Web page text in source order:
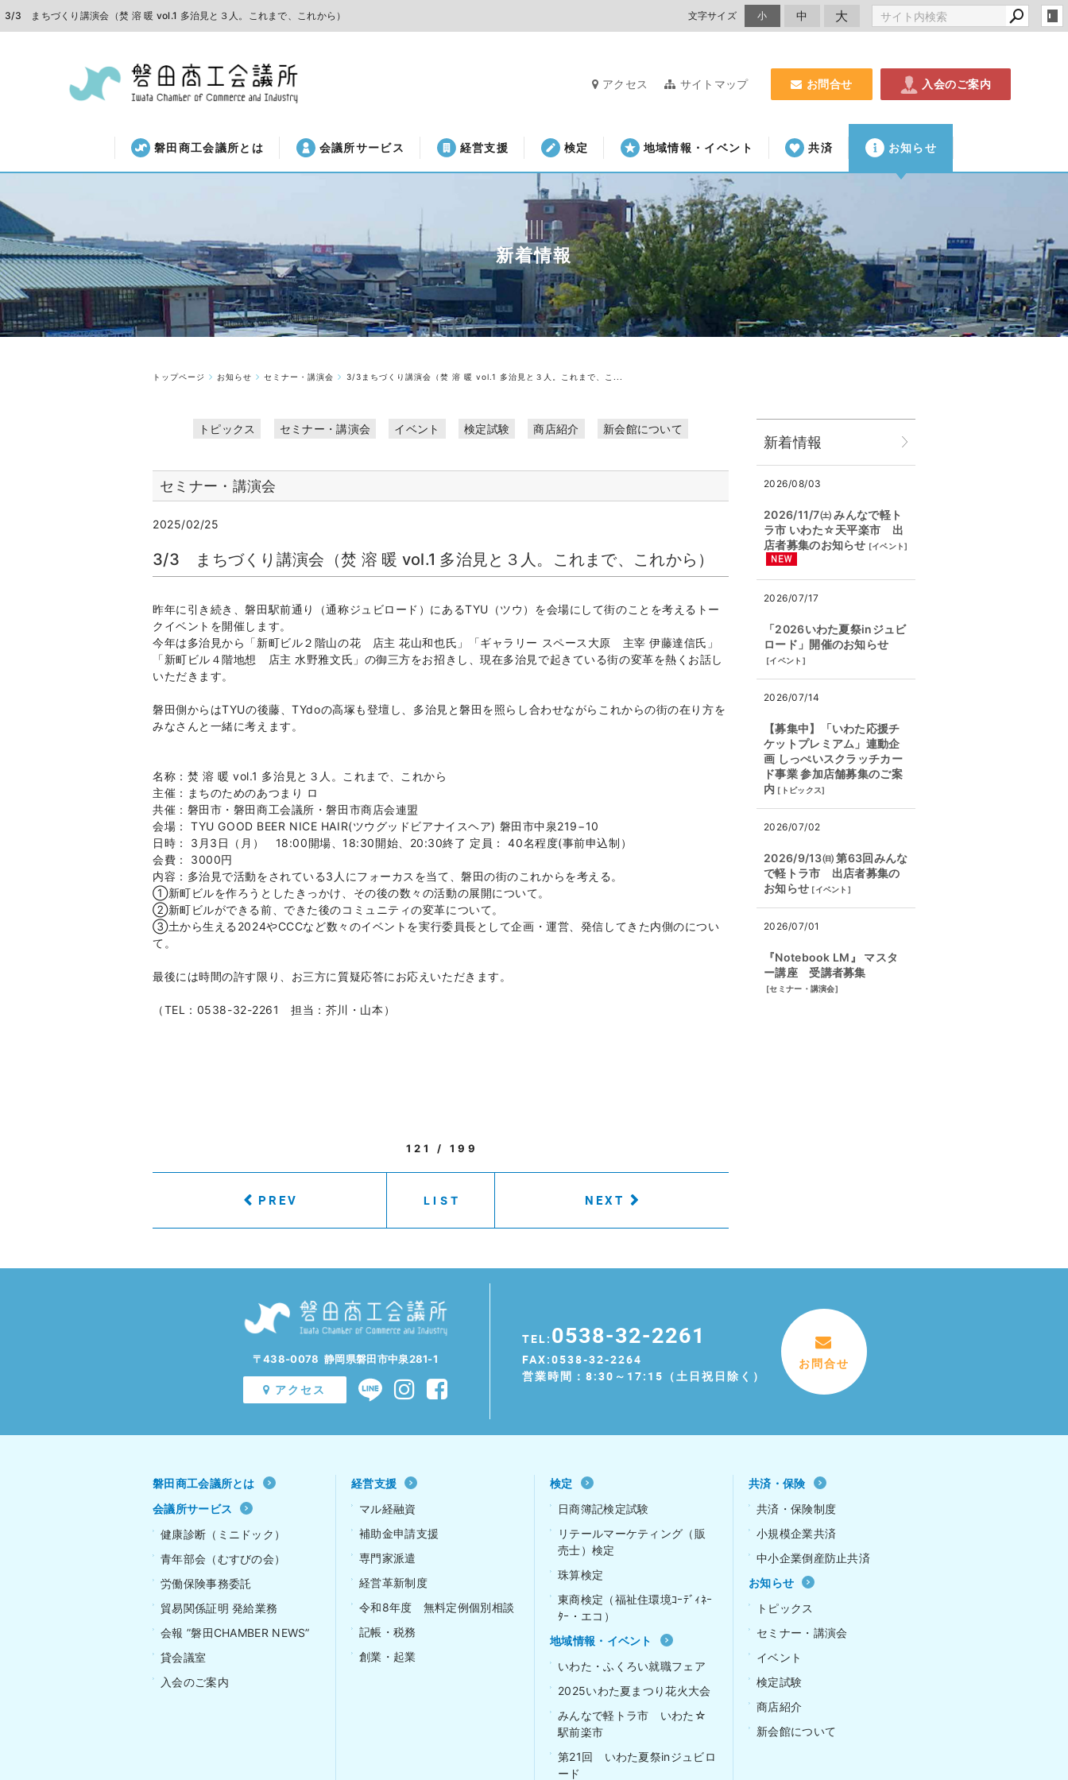
3/3 まちづくり講演会（焚 溶 暖 vol.1 多治見と３人。これまで、これから） 文字サイズ 小 中 大
アクセス サイトマップ お問合せ 入会のご案内
磐田商工会議所とは 会議所サービス 経営支援 検定 地域情報・イベント 共済 お知らせ
新着情報
トップページ お知らせ セミナー・講演会 3/3まちづくり講演会（焚 溶 暖 vol.1 多治見と３人。これまで、こ...
トピックス セミナー・講演会 イベント 検定試験 商店紹介 新会館について
セミナー・講演会
2025/02/25
3/3 まちづくり講演会（焚 溶 暖 vol.1 多治見と３人。これまで、これから）
昨年に引き続き、磐田駅前通り（通称ジュビロード）にあるTYU（ツウ）を会場にして街のことを考えるトー
クイベントを開催します。
今年は多治見から「新町ビル２階山の花 店主 花山和也氏」「ギャラリー スペース大原 主宰 伊藤達信氏」
「新町ビル４階地想 店主 水野雅文氏」の御三方をお招きし、現在多治見で起きている街の変革を熱くお話し
いただきます。
磐田側からはTYUの後藤、TYdoの高塚も登壇し、多治見と磐田を照らし合わせながらこれからの街の在り方を
みなさんと一緒に考えます。
名称：焚 溶 暖 vol.1 多治見と３人。これまで、これから
主催：まちのためのあつまり ロ
共催：磐田市・磐田商工会議所・磐田市商店会連盟
会場： TYU GOOD BEER NICE HAIR(ツウグッドビアナイスヘア) 磐田市中泉219−10
日時： 3月3日（月） 18:00開場、18:30開始、20:30終了 定員： 40名程度(事前申込制）
会費： 3000円
内容：多治見で活動をされている3人にフォーカスを当て、磐田の街のこれからを考える。
①新町ビルを作ろうとしたきっかけ、その後の数々の活動の展開について。
②新町ビルができる前、できた後のコミュニティの変革について。
③土から生える2024やCCCなど数々のイベントを実行委員長として企画・運営、発信してきた内側のについ
て。
最後には時間の許す限り、お三方に質疑応答にお応えいただきます。
（TEL：0538-32-2261 担当：芥川・山本）
121 / 199
PREV LIST NEXT
新着情報
2026/08/03
2026/11/7㈯ みんなで軽ト
ラ市 いわた☆天平楽市 出
店者募集のお知らせ [イベント]
2026/07/17
「2026いわた夏祭inジュビ
ロード」開催のお知らせ
[イベント ]
2026/07/14
【募集中】「いわた応援チ
ケットプレミアム」連動企
画 しっぺいスクラッチカー
ド事業 参加店舗募集のご案
内 [ トピックス]
2026/07/02
2026/9/13㈰ 第63回みんな
で軽トラ市 出店者募集の
お知らせ [イベント ]
2026/07/01
『Notebook LM』 マスタ
ー講座 受講者募集
[セミナー・講演会]
〒438-0078 静岡県磐田市中泉281-1
アクセス
TEL: 0538-32-2261
FAX:0538-32-2264
営業時間：8:30～17:15（土日祝日除く）
お問合せ
磐田商工会議所とは
会議所サービス
健康診断（ミニドック）
青年部会（むすびの会）
労働保険事務委託
貿易関係証明 発給業務
会報 ”磐田CHAMBER NEWS”
貸会議室
入会のご案内
経営支援
マル経融資
補助金申請支援
専門家派遣
経営革新制度
令和8年度 無料定例個別相談
記帳・税務
創業・起業
検定
日商簿記検定試験
リテールマーケティング（販
売士）検定
珠算検定
東商検定（福祉住環境ｺｰﾃﾞｨﾈｰ
ﾀｰ・エコ）
地域情報・イベント
いわた・ふくろい就職フェア
2025いわた夏まつり花火大会
みんなで軽トラ市 いわた☆
駅前楽市
第21回 いわた夏祭inジュビロ
ード
共済・保険
共済・保険制度
小規模企業共済
中小企業倒産防止共済
お知らせ
トピックス
セミナー・講演会
イベント
検定試験
商店紹介
新会館について